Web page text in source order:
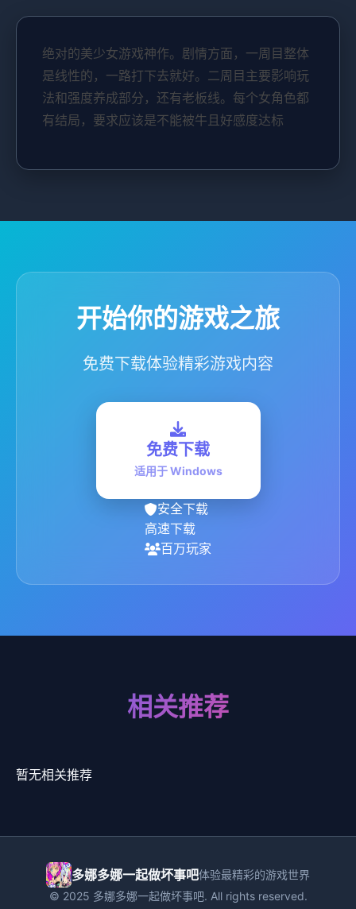
绝对的美少女游戏神作。剧情方面，一周目整体
是线性的，一路打下去就好。二周目主要影响玩
法和强度养成部分，还有老板线。每个女角色都
有结局，要求应该是不能被牛且好感度达标
开始你的游戏之旅
免费下载体验精彩游戏内容
免费下载
适用于 Windows
安全下载
高速下载
百万玩家
相关推荐
暂无相关推荐
多娜多娜一起做坏事吧体验最精彩的游戏世界
© 2025 多娜多娜一起做坏事吧. All rights reserved.